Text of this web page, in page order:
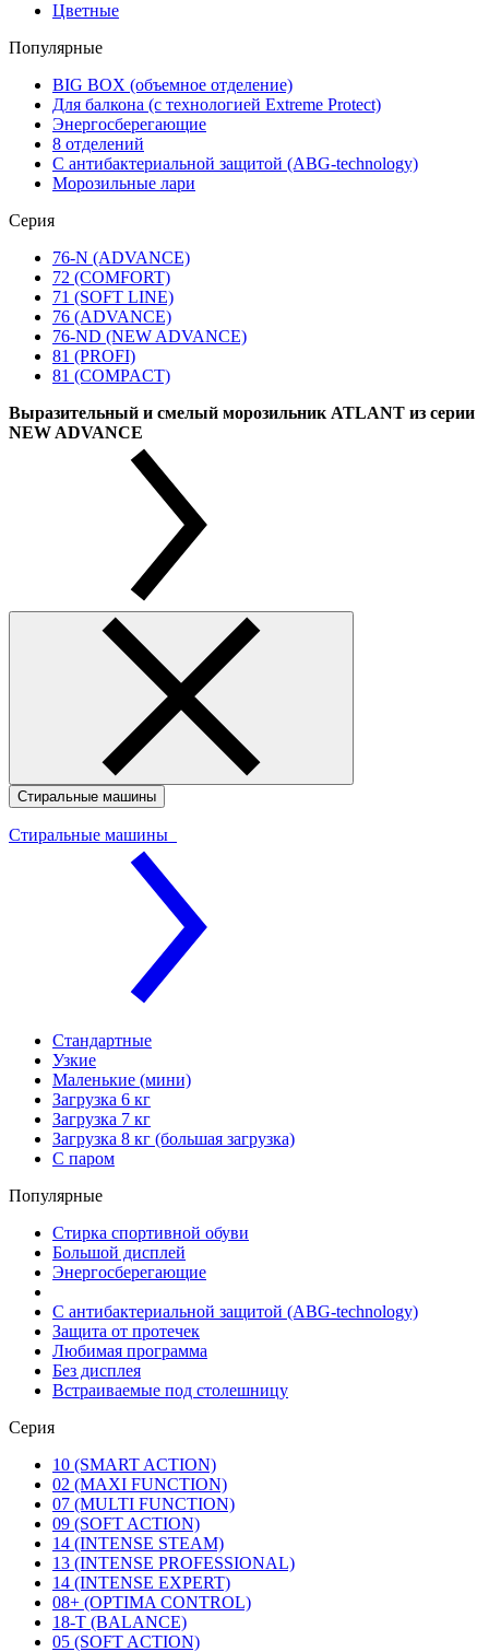
Цветные
Популярные
BIG BOX (объемное отделение)
Для балкона (с технологией Extreme Protect)
Энергосберегающие
8 отделений
С антибактериальной защитой (ABG-technology)
Морозильные лари
Серия
76-N (ADVANCE)
72 (COMFORT)
71 (SOFT LINE)
76 (ADVANCE)
76-ND (NEW ADVANCE)
81 (PROFI)
81 (COMPACT)
Выразительный и смелый морозильник ATLANT из серии
NEW ADVANCE
Стиральные машины
Стиральные машины
Стандартные
Узкие
Маленькие (мини)
Загрузка 6 кг
Загрузка 7 кг
Загрузка 8 кг (большая загрузка)
С паром
Популярные
Стирка спортивной обуви
Большой дисплей
Энергосберегающие
С антибактериальной защитой (ABG-technology)
Защита от протечек
Любимая программа
Без дисплея
Встраиваемые под столешницу
Серия
10 (SMART ACTION)
02 (MAXI FUNCTION)
07 (MULTI FUNCTION)
09 (SOFT ACTION)
14 (INTENSE STEAM)
13 (INTENSE PROFESSIONAL)
14 (INTENSE EXPERT)
08+ (OPTIMA CONTROL)
18-T (BALANCE)
05 (SOFT ACTION)